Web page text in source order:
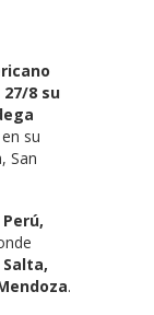
27/8 su
en su
San
Perú,
.